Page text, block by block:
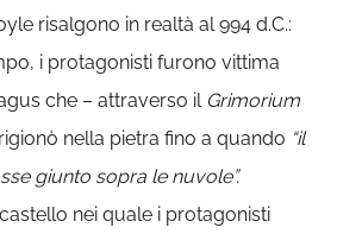
risalgono in realtà al 994 d.C.:
i protagonisti furono vittima
che – attraverso il Grimorium
nella pietra fino a quando “il
giunto sopra le nuvole”.
nei quale i protagonisti